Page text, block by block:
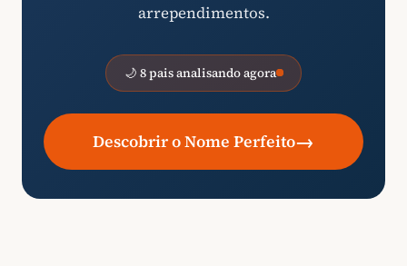
arrependimentos.
🌙 8 pais analisando agora
Descobrir o Nome Perfeito→